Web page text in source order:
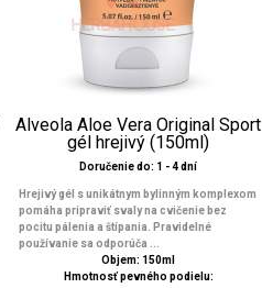
Alveola Aloe Vera Original Sport
gél hrejivý (150ml)
Doručenie do: 1 - 4 dní
Hrejivý gél s unikátnym bylinným komplexom
pomáha pripraviť svaly na cvičenie bez
pocitu pálenia a štípania. Pravidelné
používanie sa odporúča ...
Objem: 150ml
Hmotnosť pevného podielu: